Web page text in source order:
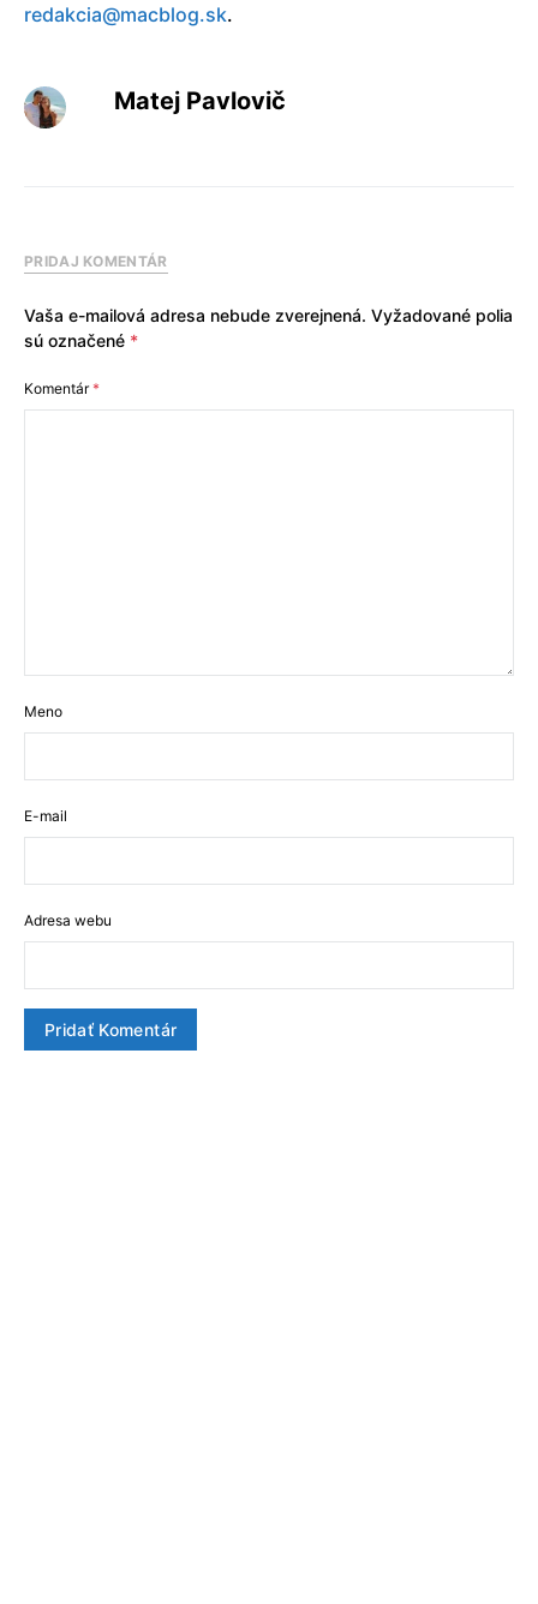
redakcia@macblog.sk.
Matej Pavlovič
PRIDAJ KOMENTÁR
Vaša e-mailová adresa nebude zverejnená. Vyžadované polia
sú označené *
Komentár*
Meno
E-mail
Adresa webu